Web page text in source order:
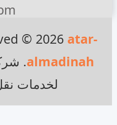
© 2026atar-
almadinah
.
لخدمات